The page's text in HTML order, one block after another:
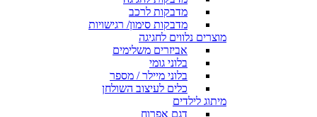
מדבקות לרכב
מדבקות סימון/ רגישויות
מוצרים נלווים לחגיגה
אביזרים משלימים
בלוני גומי
בלוני מיילר / מספר
כלים לעיצוב השולחן
מיתוג לילדים
דגם אפרוח